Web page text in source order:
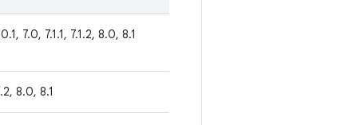
7.0, 7.1.1, 7.1.2, 8.0, 8.1
8.0, 8.1